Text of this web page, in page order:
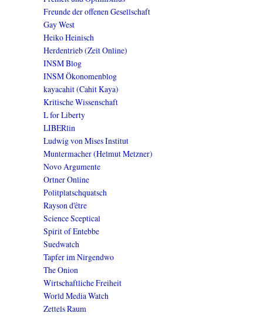
Freunde der offenen Gesellschaft
Gay West
Heiko Heinisch
Herdentrieb (Zeit Online)
INSM Blog
INSM Ökonomenblog
kayacahit (Cahit Kaya)
Kritische Wissenschaft
L for Liberty
LIBERlin
Ludwig von Mises Institut
Muntermacher (Helmut Metzner)
Novo Argumente
Ortner Online
Politplatschquatsch
Rayson d'être
Science Sceptical
Spirit of Entebbe
Suedwatch
Tapfer im Nirgendwo
The Onion
Wirtschaftliche Freiheit
World Media Watch
Zettels Raum